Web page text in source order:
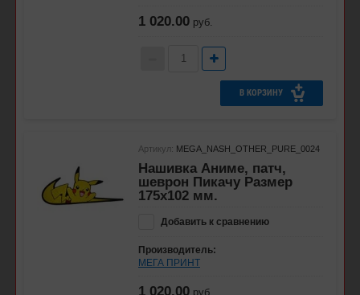
1 020.00 руб.
В КОРЗИНУ
Артикул: MEGA_NASH_OTHER_PURE_0024
Нашивка Аниме, патч,
шеврон Пикачу Размер
175х102 мм.
Добавить к сравнению
Производитель:
МЕГА ПРИНТ
1 020.00 руб.